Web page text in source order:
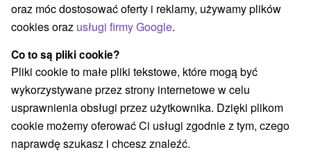
Wszystkie kategorie
Hotele na Slovacji(3)
Apartmány(1) Chaty na prenájom
Priváty
Wybierz lokalizację lub datę
WSZYSTKO NAJTAŃSZE NAJDROŻSZE NA
oraz móc dostosować oferty i reklamy, używamy plików
cookies oraz usługi firmy Google.
Co to są pliki cookie?
Pliki cookie to małe pliki tekstowe, które mogą być
wykorzystywane przez strony internetowe w celu
usprawnienia obsługi przez użytkownika. Dzięki plikom
cookie możemy oferować Ci usługi zgodnie z tym, czego
naprawdę szukasz i chcesz znaleźć.